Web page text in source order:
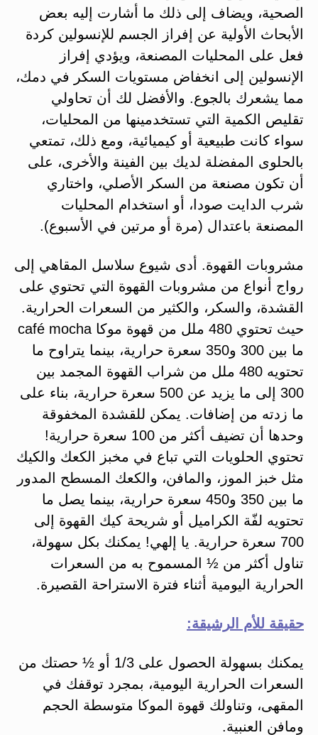
الصحية، ويضاف إلى ذلك ما أشارت إليه بعض
الأبحاث الأولية عن إفراز الجسم للإنسولين كردة
فعل على المحليات المصنعة، ويؤدي إفراز
الإنسولين إلى انخفاض مستويات السكر في دمك،
مما يشعرك بالجوع. والأفضل لك أن تحاولي
تقليص الكمية التي تستخدمينها من المحليات،
سواء كانت طبيعية أو كيميائية، ومع ذلك، تمتعي
بالحلوى المفضلة لديك بين الفينة والأخرى، على
أن تكون مصنعة من السكر الأصلي، واختاري
شرب الدايت صودا، أو استخدام المحليات
المصنعة باعتدال (مرة أو مرتين في الأسبوع).
مشروبات القهوة. أدى شيوع سلاسل المقاهي إلى
رواج أنواع من مشروبات القهوة التي تحتوي على
القشدة، والسكر، والكثير من السعرات الحرارية.
حيث تحتوي 480 ملل من قهوة موكا café mocha
ما بين 300 و350 سعرة حرارية، بينما يتراوح ما
تحتويه 480 ملل من شراب القهوة المجمد بين
300 إلى ما يزيد عن 500 سعرة حرارية، بناء على
ما زدته من إضافات. يمكن للقشدة المخفوقة
وحدها أن تضيف أكثر من 100 سعرة حرارية!
تحتوي الحلويات التي تباع في مخبز الكعك والكيك
مثل خبز الموز، والمافن، والكعك المسطح المدور
ما بين 350 و450 سعرة حرارية، بينما يصل ما
تحتويه لفّة الكراميل أو شريحة كيك القهوة إلى
700 سعرة حرارية. يا إلهي! يمكنك بكل سهولة،
تناول أكثر من ½ المسموح به من السعرات
الحرارية اليومية أثناء فترة الاستراحة القصيرة.
حقيقة للأم الرشيقة:
يمكنك بسهولة الحصول على 1/3 أو ½ حصتك من
السعرات الحرارية اليومية، بمجرد توقفك في
المقهى، وتناولك قهوة الموكا متوسطة الحجم
ومافن العنبية.